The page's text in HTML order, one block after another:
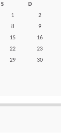
S
D
1
2
8
9
15
16
22
23
29
30